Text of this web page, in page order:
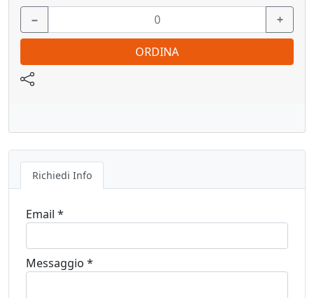
− +
ORDINA
Richiedi Info
Email *
Messaggio *